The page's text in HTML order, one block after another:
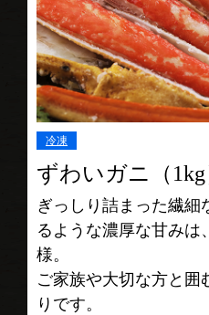
冷凍
ずわいガニ（1kg
ぎっしり詰まった繊細
るような濃厚な甘みは
様。
ご家族や大切な方と囲
りです。